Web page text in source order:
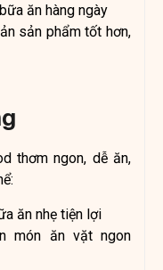
ăn hàng ngày
sản phẩm tốt hơn,
thơm ngon, dễ ăn,
ăn nhẹ tiện lợi
món ăn vặt ngon